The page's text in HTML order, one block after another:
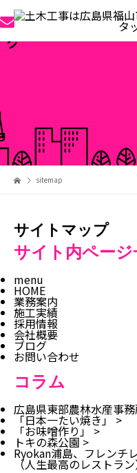
sitemap
サイトマップ
サイト内ページ
menu
HOME
業務案内
施工実績
採用情報
会社概要
ブログ
お問い合わせ
コラム
広島県東部農林水産事
「日本一たい焼き」 >
「お味噌作り」 >
トキの森公園>
Ryokan浦島、フレンチ
（人生最高のレストラン